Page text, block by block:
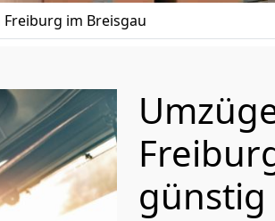
Freiburg im Breisgau